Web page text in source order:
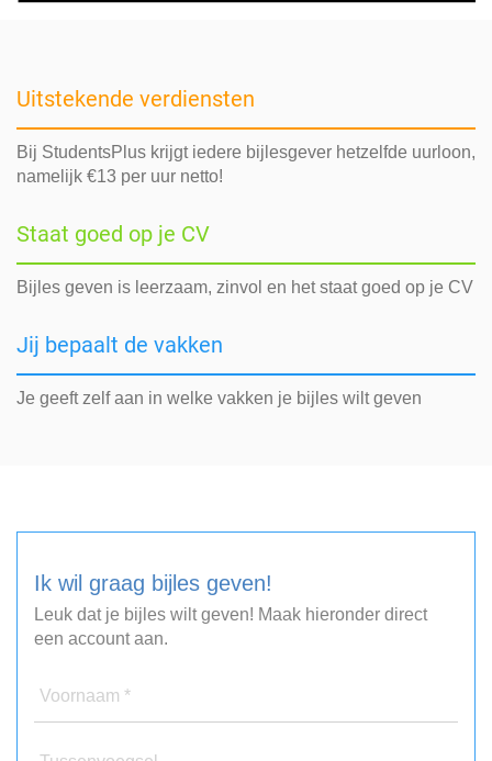
Uitstekende verdiensten
Bij StudentsPlus krijgt iedere bijlesgever hetzelfde uurloon,
namelijk €13 per uur netto!
Staat goed op je CV
Bijles geven is leerzaam, zinvol en het staat goed op je CV
Jij bepaalt de vakken
Je geeft zelf aan in welke vakken je bijles wilt geven
Ik wil graag bijles geven!
Leuk dat je bijles wilt geven! Maak hieronder direct
een account aan.
Voornaam *